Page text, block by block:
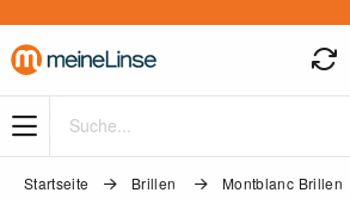
Zum Hauptinhalt springen
Startseite Brillen Montblanc Brillen